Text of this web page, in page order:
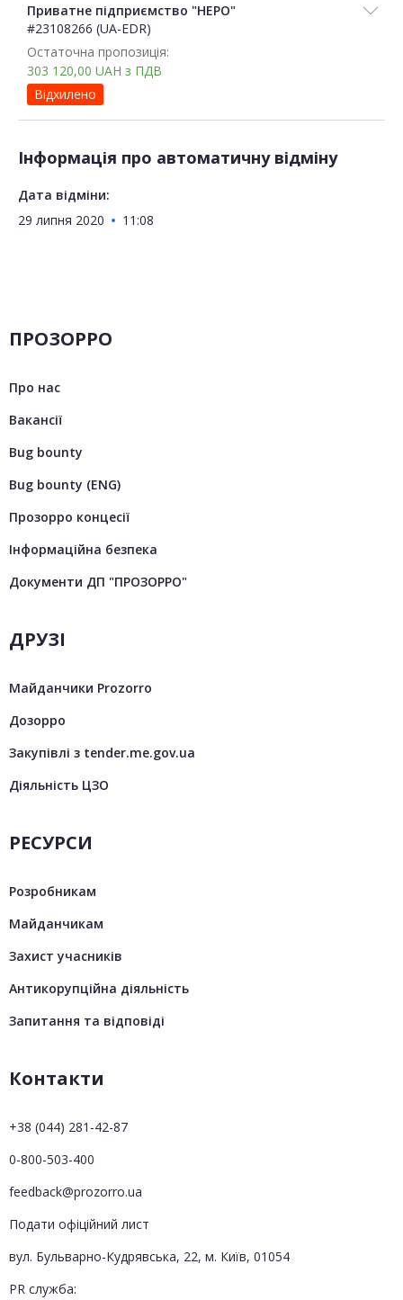
Приватне підприємство "НЕРО"
#23108266 (UA-EDR)
Остаточна пропозиція:
303 120,00 UAH з ПДВ
Відхилено
Інформація про автоматичну відміну
Дата відміни:
29 липня 2020
11:08
ПРОЗОРРО
Про нас
Вакансії
Bug bounty
Bug bounty (ENG)
Прозорро концесії
Інформаційна безпека
Документи ДП "ПРОЗОРРО"
ДРУЗІ
Майданчики Prozorro
Дозорро
Закупівлі з tender.me.gov.ua
Діяльність ЦЗО
РЕСУРСИ
Розробникам
Майданчикам
Захист учасників
Антикорупційна діяльність
Запитання та відповіді
Контакти
+38 (044) 281-42-87
0-800-503-400
feedback@prozorro.ua
Подати офіційний лист
вул. Бульварно-Кудрявська, 22, м. Київ, 01054
PR служба: